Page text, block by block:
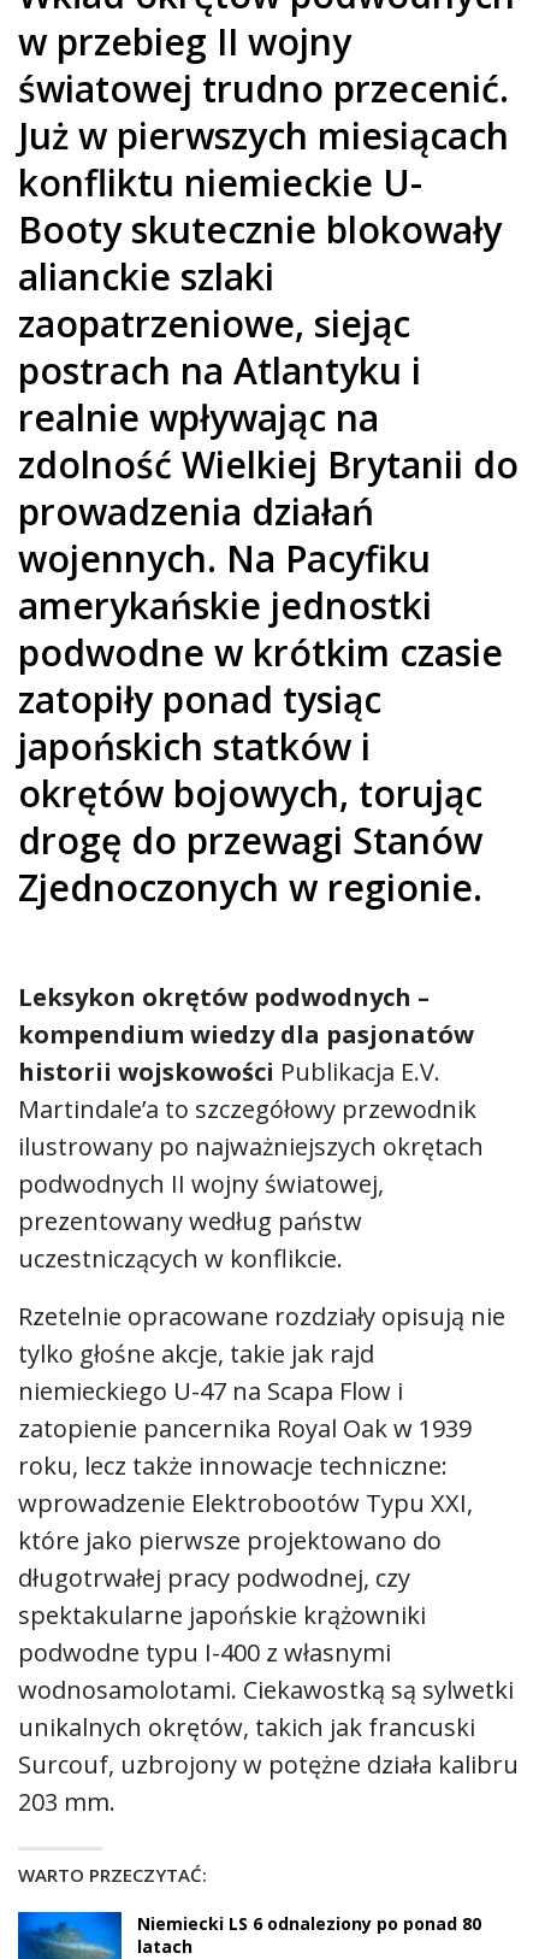
w przebieg II wojny
światowej trudno przecenić.
Już w pierwszych miesiącach
konfliktu niemieckie U-
Booty skutecznie blokowały
alianckie szlaki
zaopatrzeniowe, siejąc
postrach na Atlantyku i
realnie wpływając na
zdolność Wielkiej Brytanii do
prowadzenia działań
wojennych. Na Pacyfiku
amerykańskie jednostki
podwodne w krótkim czasie
zatopiły ponad tysiąc
japońskich statków i
okrętów bojowych, torując
drogę do przewagi Stanów
Zjednoczonych w regionie.
Leksykon okrętów podwodnych –
kompendium wiedzy dla pasjonatów
historii wojskowości Publikacja E.V.
Martindale’a to szczegółowy przewodnik
ilustrowany po najważniejszych okrętach
podwodnych II wojny światowej,
prezentowany według państw
uczestniczących w konflikcie.
Rzetelnie opracowane rozdziały opisują nie
tylko głośne akcje, takie jak rajd
niemieckiego U-47 na Scapa Flow i
zatopienie pancernika Royal Oak w 1939
roku, lecz także innowacje techniczne:
wprowadzenie Elektrobootów Typu XXI,
które jako pierwsze projektowano do
długotrwałej pracy podwodnej, czy
spektakularne japońskie krążowniki
podwodne typu I-400 z własnymi
wodnosamolotami. Ciekawostką są sylwetki
unikalnych okrętów, takich jak francuski
Surcouf, uzbrojony w potężne działa kalibru
203 mm.
WARTO PRZECZYTAĆ:
Niemiecki LS 6 odnaleziony po ponad 80
latach